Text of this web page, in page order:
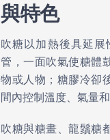
與特色
吹糖以加熱後具延
管，一面吹氣使糖體
物或人物；糖膠冷卻
間內控制溫度、氣量和
吹糖與糖畫、龍鬚糖